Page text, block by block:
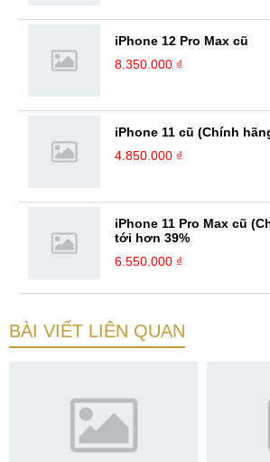
iPhone 12 Pro Max cũ
8.350.000 ₫
iPhone 11 cũ (Chính
4.850.000 ₫
iPhone 11 Pro Max cũ
tới hơn 39%
6.550.000 ₫
BÀI VIẾT LIÊN QUAN